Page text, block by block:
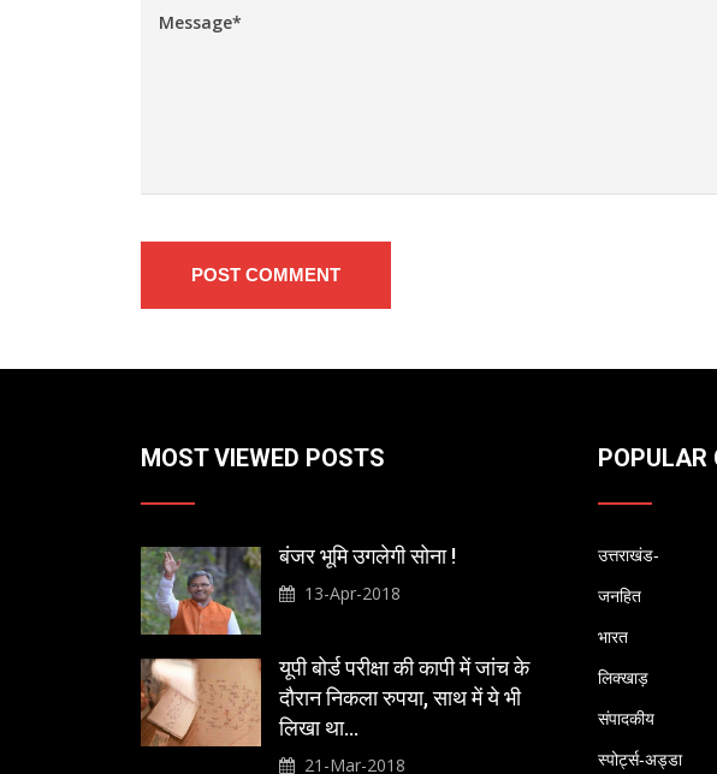
POST COMMENT
MOST VIEWED POSTS
बंजर भूमि उगलेगी सोना !
13-Apr-2018
यूपी बोर्ड परीक्षा की कापी में जांच के
दौरान निकला रुपया, साथ में ये भी
लिखा था…
21-Mar-2018
POPULAR
उत्तराखंड-
जनहित
भारत
लिक्खाड़
संपादकीय
स्पोर्ट्स-अड्डा